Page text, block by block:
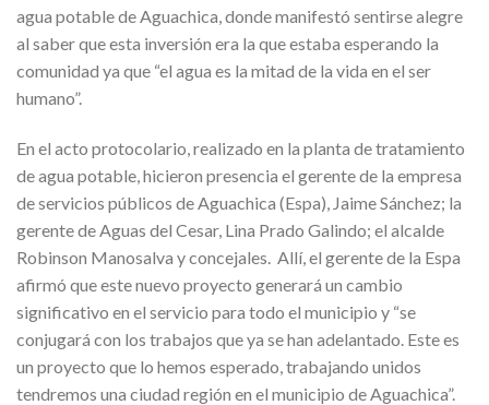
agua potable de Aguachica, donde manifestó sentirse alegre
al saber que esta inversión era la que estaba esperando la
comunidad ya que “el agua es la mitad de la vida en el ser
humano”.
En el acto protocolario, realizado en la planta de tratamiento
de agua potable, hicieron presencia el gerente de la empresa
de servicios públicos de Aguachica (Espa), Jaime Sánchez; la
gerente de Aguas del Cesar, Lina Prado Galindo; el alcalde
Robinson Manosalva y concejales. Allí, el gerente de la Espa
afirmó que este nuevo proyecto generará un cambio
significativo en el servicio para todo el municipio y “se
conjugará con los trabajos que ya se han adelantado. Este es
un proyecto que lo hemos esperado, trabajando unidos
tendremos una ciudad región en el municipio de Aguachica”.